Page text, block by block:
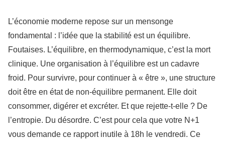
L’économie moderne repose sur un mensonge
fondamental : l’idée que la stabilité est un équilibre.
Foutaises. L’équilibre, en thermodynamique, c’est la mort
clinique. Une organisation à l’équilibre est un cadavre
froid. Pour survivre, pour continuer à « être », une structure
doit être en état de non-équilibre permanent. Elle doit
consommer, digérer et excréter. Et que rejette-t-elle ? De
l’entropie. Du désordre. C’est pour cela que votre N+1
vous demande ce rapport inutile à 18h le vendredi. Ce